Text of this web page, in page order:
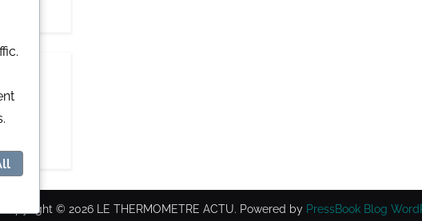
Copyright © 2026 LE THERMOMETRE ACTU. Powered by PressBook Blog